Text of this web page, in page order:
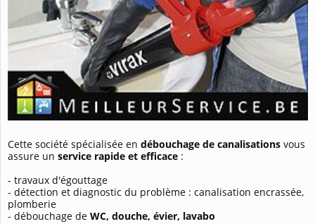
Cette société spécialisée en débouchage de canalisations vous
assure un service rapide et efficace :
- travaux d'égouttage
- détection et diagnostic du problème : canalisation encrassée,
plomberie
- débouchage de WC, douche, évier, lavabo